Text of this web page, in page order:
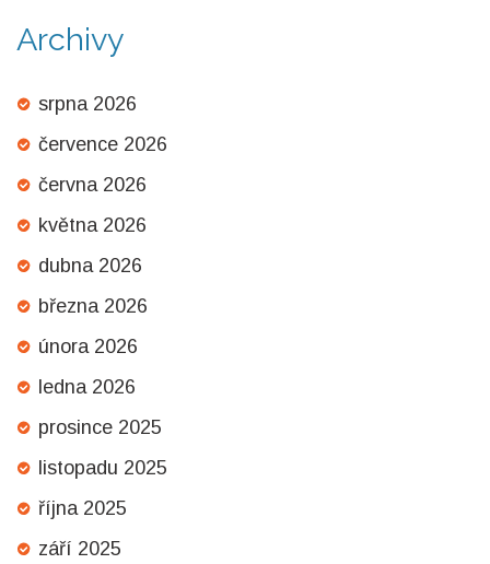
Archivy
srpna 2026
července 2026
června 2026
května 2026
dubna 2026
března 2026
února 2026
ledna 2026
prosince 2025
listopadu 2025
října 2025
září 2025